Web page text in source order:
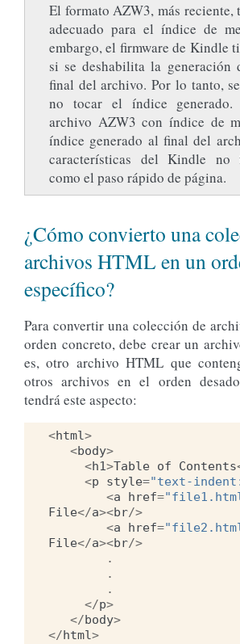
El formato AZW3, más reciente,
adecuado para el índice de
embargo, el firmware de Kindle
si se deshabilita la generación
final del archivo. Por lo tanto,
no tocar el índice
archivo AZW3 con índice de
índice generado al final del
características del Kindle no
como el paso rápido de página.
¿Cómo convierto una
archivos HTML en un
específico?
Para convertir una colección de
orden concreto, debe crear un
es, otro archivo HTML que
otros archivos en el orden
tendrá este aspecto:
<html>
<body>
<h1>Table of Contents
<p style="text-
<a href=
File</a><br/>
<a href=
File</a><br/>
.
.
.
</p>
</body>
</html>